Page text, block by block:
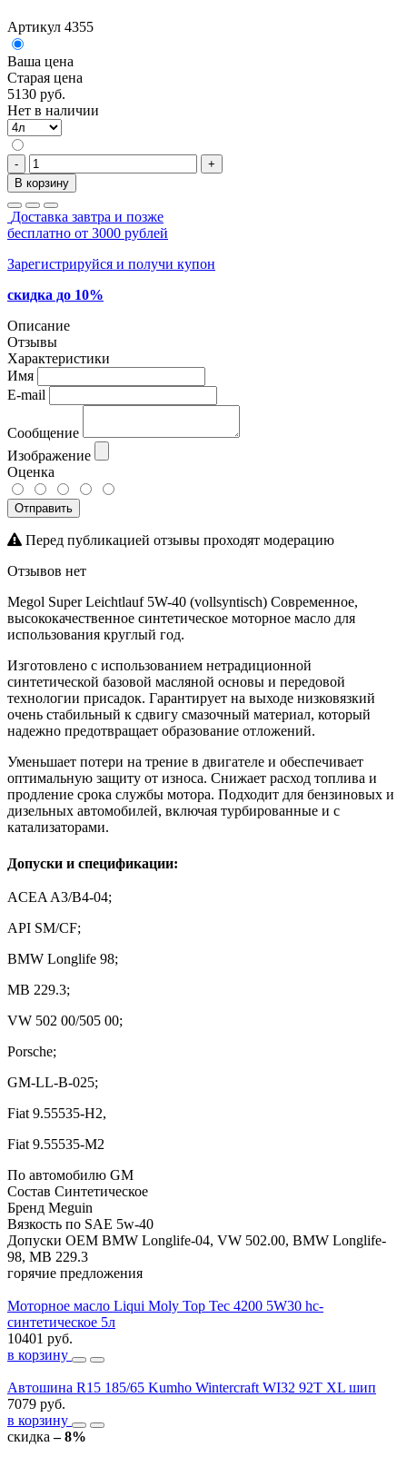
Артикул 4355
Ваша цена
Старая цена
5130 руб.
Нет в наличии
-
+
В корзину
Доставка завтра и позже
бесплатно от 3000 рублей
Зарегистрируйся и получи купон
скидка до 10%
Описание
Отзывы
Характеристики
Имя
E-mail
Сообщение
Изображение
Оценка
Отправить
Перед публикацией отзывы проходят модерацию
Отзывов нет
Megol Super Leichtlauf 5W-40 (vollsyntisch) Современное,
высококачественное синтетическое моторное масло для
использования круглый год.
Изготовлено с использованием нетрадиционной
синтетической базовой масляной основы и передовой
технологии присадок. Гарантирует на выходе низковязкий
очень стабильный к сдвигу смазочный материал, который
надежно предотвращает образование отложений.
Уменьшает потери на трение в двигателе и обеспечивает
оптимальную защиту от износа. Снижает расход топлива и
продление срока службы мотора. Подходит для бензиновых и
дизельных автомобилей, включая турбированные и с
катализаторами.
Допуски и спецификации:
ACEA A3/B4-04;
API SM/CF;
BMW Longlife 98;
MB 229.3;
VW 502 00/505 00;
Porsche;
GM-LL-B-025;
Fiat 9.55535-H2,
Fiat 9.55535-M2
По автомобилю GM
Состав Синтетическое
Бренд Meguin
Вязкость по SAE 5w-40
Допуски OEM BMW Longlife-04, VW 502.00, BMW Longlife-
98, MB 229.3
горячие предложения
Моторное масло Liqui Moly Top Tec 4200 5W30 hc-
синтетическое 5л
10401 руб.
в корзину
Автошина R15 185/65 Kumho Wintercraft WI32 92T XL шип
7079 руб.
в корзину
скидка– 8%